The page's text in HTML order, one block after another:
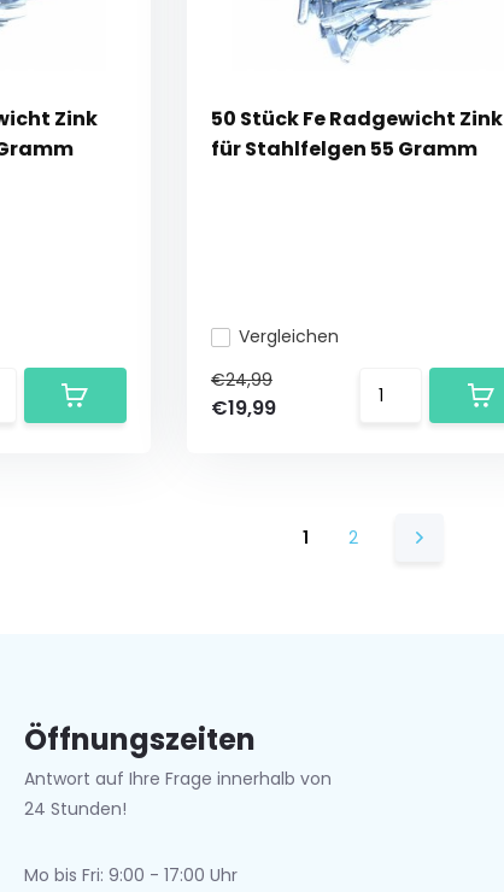
Zink
50 Stück Fe Radgewicht Zink
für Stahlfelgen 55 Gramm
Vergleichen
€24,99
€19,99
1 2
Öffnungszeiten
Antwort auf Ihre Frage innerhalb von
24 Stunden!
Mo bis Fri: 9:00 - 17:00 Uhr